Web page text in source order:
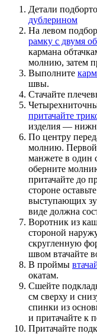
Детали
дублерином
На левом
рамку с двумя
кармана
молнию, затем
Выполните
швы.
Cтачайте
притачайте
изделия —
По центру
молнию. Первой
манжете в один
оберните
притачайте до
стороне
выступающих
виде должна
Воротник из
стороной
скругленную
швом втачайте
В проймы
окатам.
Сшейте
см сверху и
спинки из
и притачайте к
Притачайте